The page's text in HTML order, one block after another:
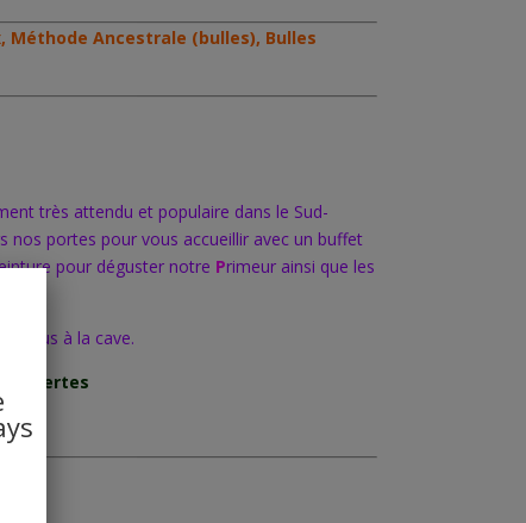
Méthode Ancestrale (bulles), Bulles
très attendu et populaire dans le Sud-
nos portes pour vous accueillir avec un buffet
pour déguster notre Primeur ainsi que les
à la cave.
offertes